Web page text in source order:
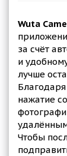
Wuta
за счёт
и
лучше
нажатие
Чтобы